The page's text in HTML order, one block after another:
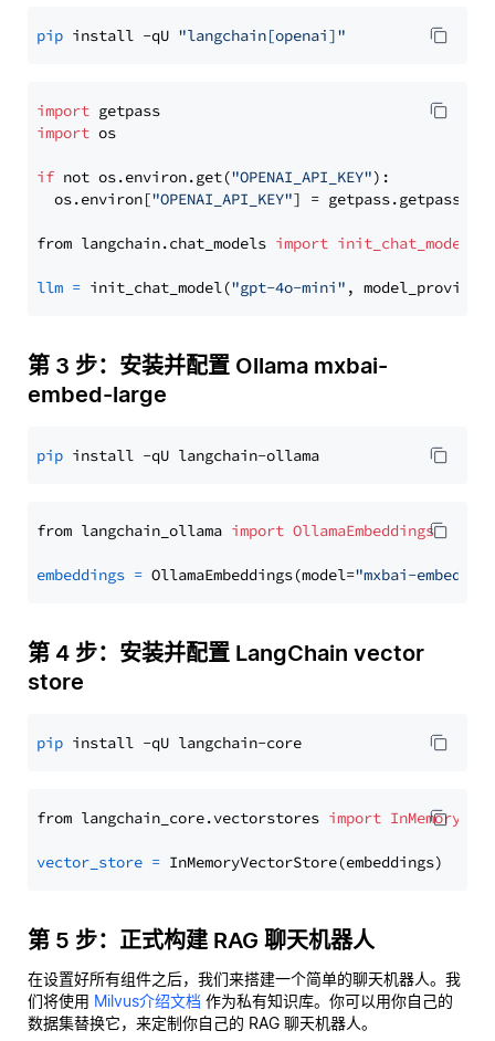
pip install -qU "langchain[openai]"
import
import os
if not os.environ.get("OPENAI_API_KEY"):
  os.environ[
"OPENAI_API_KEY"] = getpass.getpass(
from langchain.chat_models import init_chat_model
llm = init_chat_model("gpt-4o-mini" , model_provider=
第 3 步：安装并配置 Ollama mxbai-
embed-large
pip
from langchain_ollama import OllamaEmbeddings
embeddings = OllamaEmbeddings(model="mxbai-embed-
第 4 步：安装并配置 LangChain vector
store
pip
from langchain_core.vectorstores import
vector_store =
第 5 步：正式构建 RAG 聊天机器人
在设置好所有组件之后，我们来搭建一个简单的聊天机器人。我
们将使用 Milvus介绍文档 作为私有知识库。你可以用你自己的
数据集替换它，来定制你自己的 RAG 聊天机器人。